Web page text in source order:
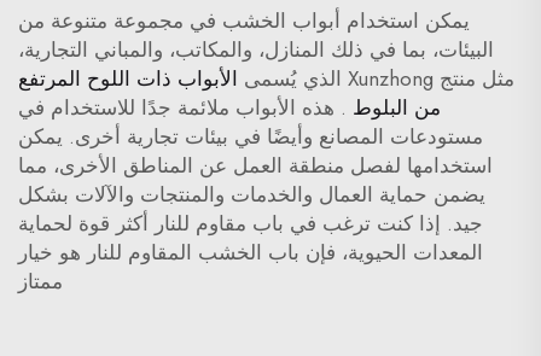
يمكن استخدام أبواب الخشب في مجموعة متنوعة من
البيئات، بما في ذلك المنازل، والمكاتب، والمباني التجارية،
مثل منتج Xunzhong الذي يُسمى
الأبواب ذات اللوح المرتفع
من البلوط . هذه الأبواب ملائمة جدًا للاستخدام في
مستودعات المصانع وأيضًا في بيئات تجارية أخرى. يمكن
استخدامها لفصل منطقة العمل عن المناطق الأخرى، مما
يضمن حماية العمال والخدمات والمنتجات والآلات بشكل
جيد. إذا كنت ترغب في باب مقاوم للنار أكثر قوة لحماية
المعدات الحيوية، فإن باب الخشب المقاوم للنار هو خيار
ممتاز